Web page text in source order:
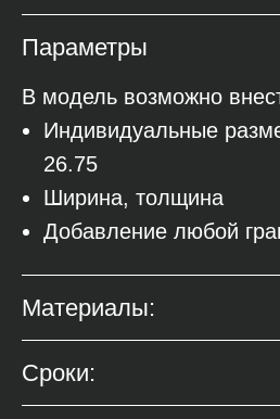
Параметры
В модель возможно
Индивидуальные
26.75
Ширина, толщина
Добавление любой
Материалы:
Сроки: